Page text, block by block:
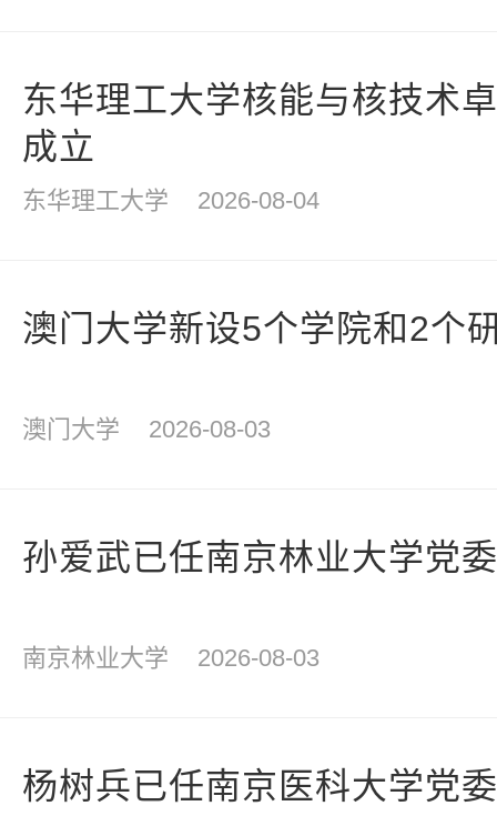
东华理工大学核能与核技术
成立
东华理工大学 2026-08-04
澳门大学新设5个学院和2个
澳门大学 2026-08-03
孙爱武已任南京林业大学党
南京林业大学 2026-08-03
杨树兵已任南京医科大学党